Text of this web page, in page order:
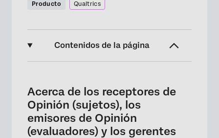
Producto Qualtrics
Contenidos de la página
(evaluadores) y los gerentes
Diferencias entre quienes reciben y Opinión
Opinión
Acerca de los receptores de
Opinión (sujetos), los
emisores de Opinión
(evaluadores) y los gerentes